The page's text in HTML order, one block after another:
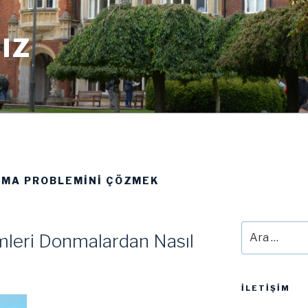
PROBLEMINI ÇÖZMEK
Donmalardan Nasıl
İLETIŞIM